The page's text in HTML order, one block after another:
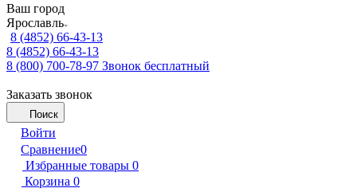
Ваш город
Ярославль
8 (4852) 66-43-13
8 (4852) 66-43-13
8 (800) 700-78-97 Звонок бесплатный
Заказать звонок
Поиск
Войти
Сравнение0
Избранные товары 0
Корзина 0